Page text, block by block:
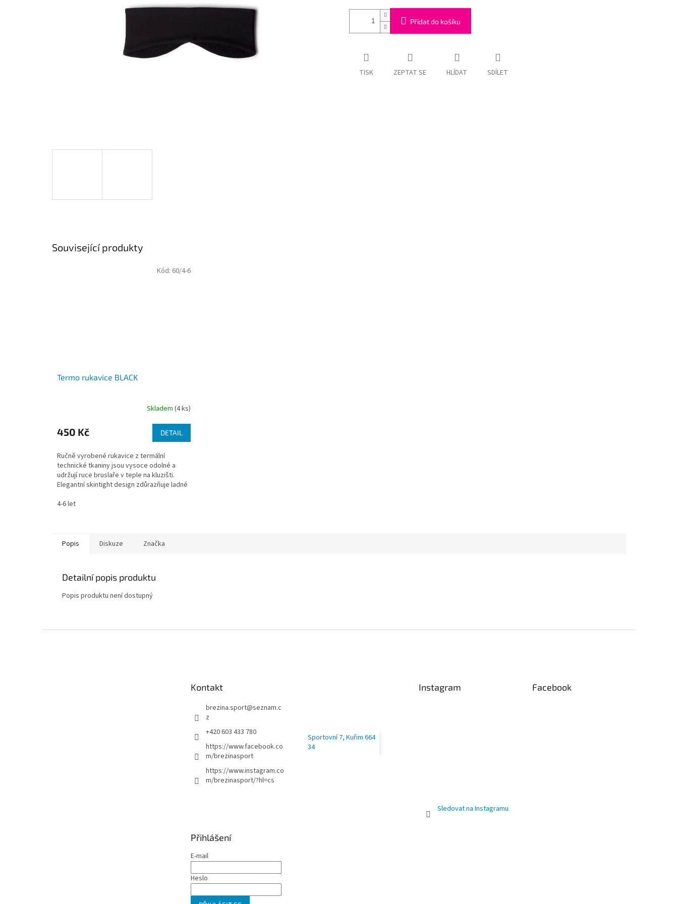
Přidat do košíku
TISK ZEPTAT SE HLÍDAT SDÍLET
Související produkty
Termo rukavice BLACK
Skladem (4 ks)
450 Kč DETAIL
Ručně vyrobené rukavice z termální
technické tkaniny jsou vysoce odolné a
udržují ruce bruslaře v teple na kluzišti.
Elegantní skintight design zdůrazňuje ladné
4-6 let
Kód: 60/4-6
Popis Diskuze Značka
Detailní popis produktu
Popis produktu není dostupný
Kontakt
brezina.sport@seznam.c
z
+420 603 433 780
https://www.facebook.co
m/brezinasport
https://www.instagram.co
m/brezinasport/?hl=cs
Sportovní 7, Kuřim 664
34
Instagram
Sledovat na Instagramu
Facebook
Přihlášení
E-mail
Heslo